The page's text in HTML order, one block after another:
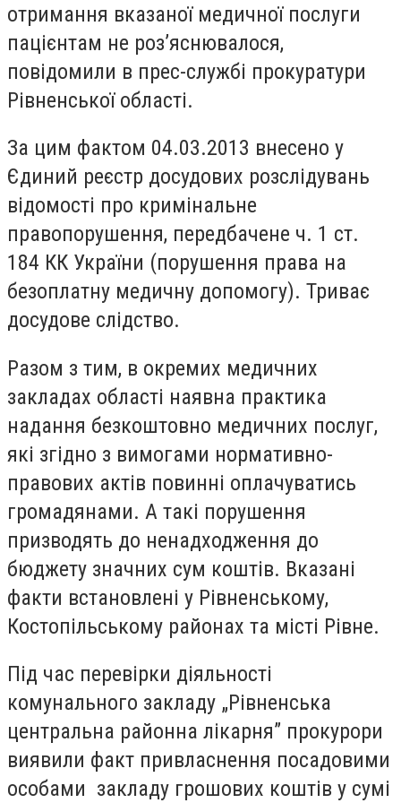
отримання вказаної медичної послуги
пацієнтам не роз’яснювалося,
повідомили в прес-службі прокуратури
Рівненської області.
За цим фактом 04.03.2013 внесено у
Єдиний реєстр досудових розслідувань
відомості про кримінальне
правопорушення, передбачене ч. 1 ст.
184 КК України (порушення права на
безоплатну медичну допомогу). Триває
досудове слідство.
Разом з тим, в окремих медичних
закладах області наявна практика
надання безкоштовно медичних послуг,
які згідно з вимогами нормативно-
правових актів повинні оплачуватись
громадянами. А такі порушення
призводять до ненадходження до
бюджету значних сум коштів. Вказані
факти встановлені у Рівненському,
Костопільському районах та місті Рівне.
Під час перевірки діяльності
комунального закладу „Рівненська
центральна районна лікарня” прокурори
виявили факт привласнення посадовими
особами закладу грошових коштів у сумі